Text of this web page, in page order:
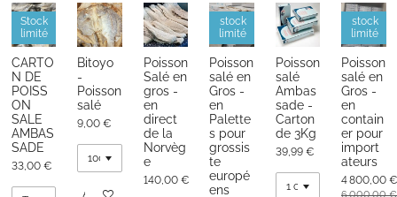
Stock
limité
CARTO
N DE
POISS
ON
SALE
AMBAS
SADE
33,00 €
Bitoyo
-
Poisson
salé
9,00 €
Poisson
Salé en
gros -
en
direct
de la
Norvèg
e
140,00 €
stock
limité
Poisson
salé en
Gros -
en
Palette
s pour
grossis
te
europé
ens
Poisson
salé
Ambas
sade -
Carton
de 3Kg
39,99 €
stock
limité
Poisson
salé en
Gros -
en
contain
er pour
import
ateurs
4 800,00 €
6 000,00 €